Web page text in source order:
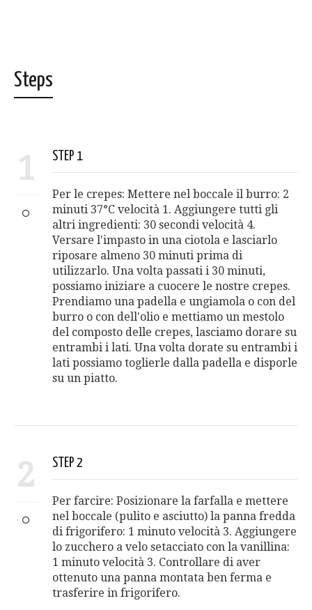
Steps
1 STEP 1
Per le crepes: Mettere nel boccale il burro: 2
minuti 37°C velocità 1. Aggiungere tutti gli
altri ingredienti: 30 secondi velocità 4.
Versare l'impasto in una ciotola e lasciarlo
riposare almeno 30 minuti prima di
utilizzarlo. Una volta passati i 30 minuti,
possiamo iniziare a cuocere le nostre crepes.
Prendiamo una padella e ungiamola o con del
burro o con dell'olio e mettiamo un mestolo
del composto delle crepes, lasciamo dorare su
entrambi i lati. Una volta dorate su entrambi i
lati possiamo toglierle dalla padella e disporle
su un piatto.
2 STEP 2
Per farcire: Posizionare la farfalla e mettere
nel boccale (pulito e asciutto) la panna fredda
di frigorifero: 1 minuto velocità 3. Aggiungere
lo zucchero a velo setacciato con la vanillina:
1 minuto velocità 3. Controllare di aver
ottenuto una panna montata ben ferma e
trasferire in frigorifero.